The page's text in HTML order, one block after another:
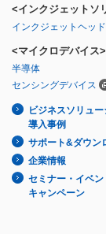
<インクジェットソ
インクジェットヘッド
<マイクロデバイス>
半導体
センシングデバイス
ビジネスソリュー
導入事例
サポート&ダウン
企業情報
セミナー・イベン
キャンペーン